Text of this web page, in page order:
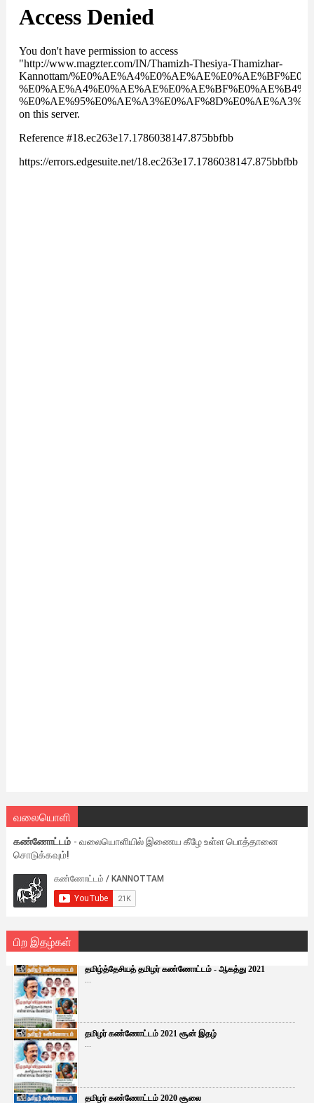
வலையொளி
கண்ணோட்டம் - வலையொளியில் இணைய கீழே உள்ள பொத்தானை
சொடுக்கவும்!
பிற இதழ்கள்
தமிழ்த்தேசியத் தமிழர் கண்ணோட்டம் - ஆகத்து 2021
...
தமிழர் கண்ணோட்டம் 2021 சூன் இதழ்
...
தமிழர் கண்ணோட்டம் 2020 சூலை